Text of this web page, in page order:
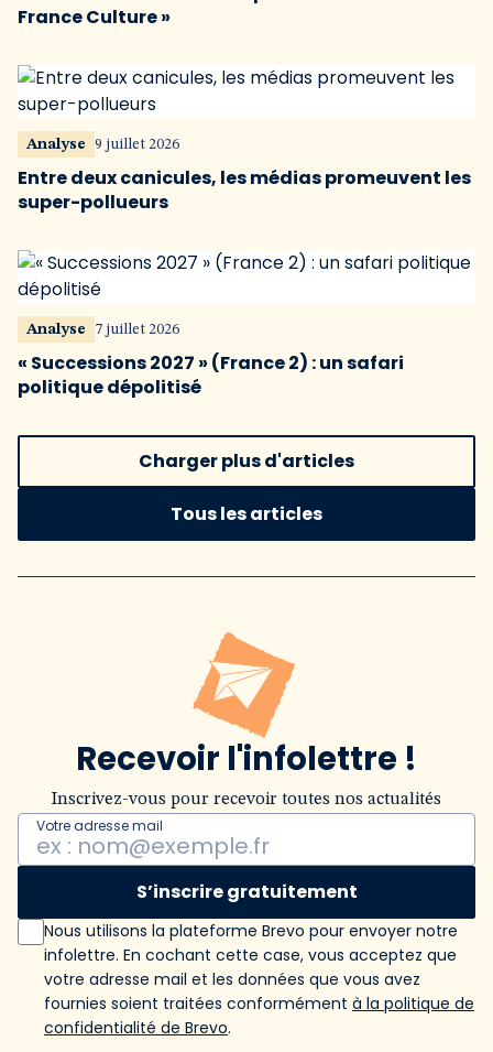
France Culture »
Analyse 9 juillet 2026
Entre deux canicules, les médias promeuvent les
super-pollueurs
Analyse 7 juillet 2026
« Successions 2027 » (France 2) : un safari
politique dépolitisé
Charger plus d'articles
Tous les articles
Recevoir l'infolettre !
Inscrivez-vous pour recevoir toutes nos actualités
Votre adresse mail
S’inscrire gratuitement
Nous utilisons la plateforme Brevo pour envoyer notre
infolettre. En cochant cette case, vous acceptez que
votre adresse mail et les données que vous avez
fournies soient traitées conformément à la politique de
confidentialité de Brevo.